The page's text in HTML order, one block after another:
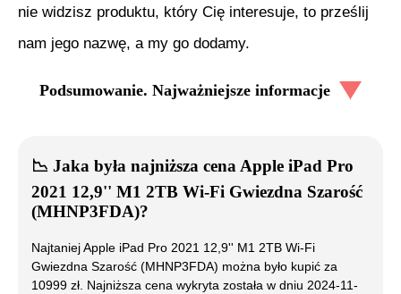
nie widzisz produktu, który Cię interesuje, to prześlij
nam jego nazwę, a my go dodamy.
Podsumowanie. Najważniejsze informacje
📉 Jaka była najniższa cenaApple iPad Pro
2021 12,9'' M1 2TB Wi-Fi Gwiezdna Szarość
(MHNP3FDA)?
NajtaniejApple iPad Pro 2021 12,9'' M1 2TB Wi-Fi
Gwiezdna Szarość (MHNP3FDA) można było kupić za
10999 zł. Najniższa cena wykryta została w dniu 2024-11-